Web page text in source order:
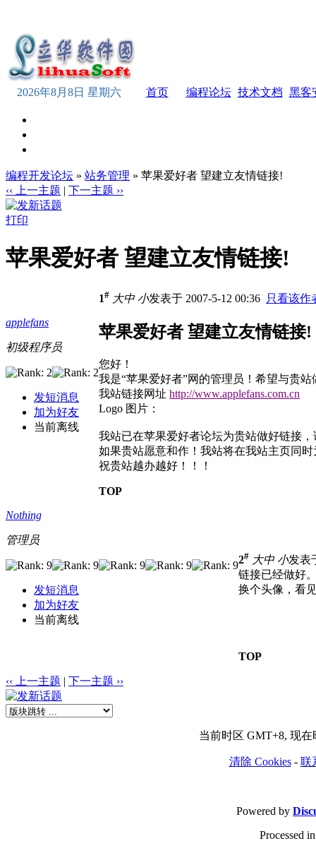
2026年8月8日 星期六 首页 编程论坛 技术文档 黑客
编程开发论坛 » 站务管理 » 苹果爱好者 望建立友情链接!
‹‹ 上一主题 | 下一主题 ››
打印
苹果爱好者 望建立友情链接!
applefans
初级程序员
发短消息
加为好友
当前离线
1# 大中 小发表于 2007-5-12 00:36 只看该作
苹果爱好者 望建立友情链接!
您好！
我是“苹果爱好者”网的管理员！希望与贵站
我站链接网址 http://www.applefans.com.cn
Logo 图片：
我站已在苹果爱好者论坛为贵站做好链接
如果贵站愿意和作！我站将在我站主页同
祝贵站越办越好！！！
TOP
Nothing
管理员
发短消息
加为好友
当前离线
2# 大中 小发表
链接已经做好
换个头像，看
TOP
‹‹ 上一主题 | 下一主题 ››
当前时区 GMT+8, 现在
清除 Cookies- 联
Powered by
Processed